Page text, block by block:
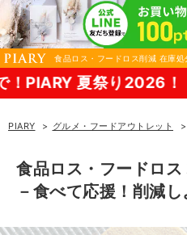
食品ロス・フードロス削減 在庫
お取り寄せ｜PIARY（ピアリー）
2026！
PIARY グルメ・フードアウトレット
食品ロス・フードロス
－食べて応援！削減